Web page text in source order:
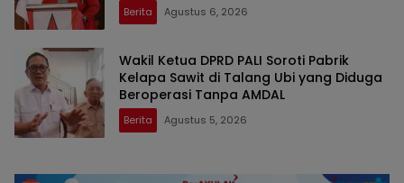
Berita Agustus 6, 2026
Wakil Ketua DPRD PALI Soroti Pabrik
Kelapa Sawit di Talang Ubi yang Diduga
Beroperasi Tanpa AMDAL
Berita Agustus 5, 2026